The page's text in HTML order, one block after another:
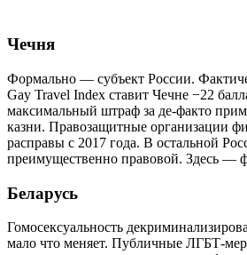
Чечня
Формально — субъект России.
Gay Travel Index ставит Чечне −22
максимальный штраф за де-факто
казни. Правозащитные организации
расправы с 2017 года. В остальной
преимущественно правовой. Здесь —
Беларусь
Гомосексуальность
мало что меняет. Публичные ЛГБТ-